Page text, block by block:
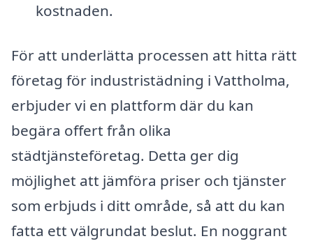
kostnaden.
För att underlätta processen att hitta rätt
företag för industristädning i Vattholma,
erbjuder vi en plattform där du kan
begära offert från olika
städtjänsteföretag. Detta ger dig
möjlighet att jämföra priser och tjänster
som erbjuds i ditt område, så att du kan
fatta ett välgrundat beslut. En noggrant